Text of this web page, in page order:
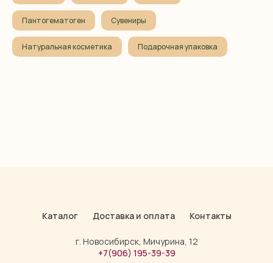
Пантогематоген Сувениры
Натуральная косметика Подарочная упаковка
Каталог Доставка и оплата Контакты
г. Новосибирск, Мичурина, 12
+7(906) 195-39-39